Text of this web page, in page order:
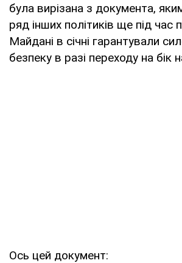
була вирізана з документа,
ряд інших політиків ще під час
Майдані в січні гарантували
безпеку в разі переходу на бік
Ось цей документ: